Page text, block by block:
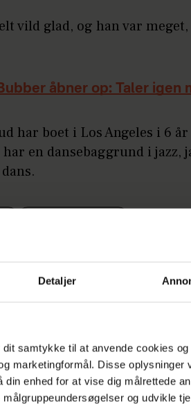
Detaljer
dit samtykke til at anvende cookies
marketingformål. Disse oplysninger
din enhed for at vise dig målrettede
og udvikle
vild glad, og han var
åbner op: Taler igen
har boet i Los Angeles i 6
en dansebaggrund i jazz,